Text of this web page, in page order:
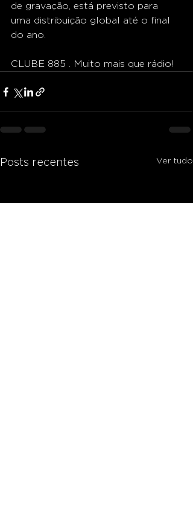
de gravação, está previsto para
uma distribuição global até o final
do ano.
CLUBE 885 . Muito mais que rádio!
Posts recentes Ver tudo